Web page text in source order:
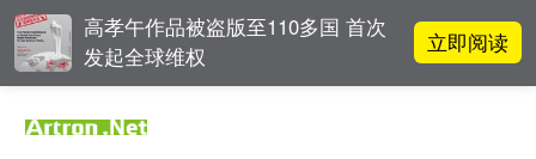
高孝午作品被盗版至110多国 首次
发起全球维权
立即阅读
破界与归真